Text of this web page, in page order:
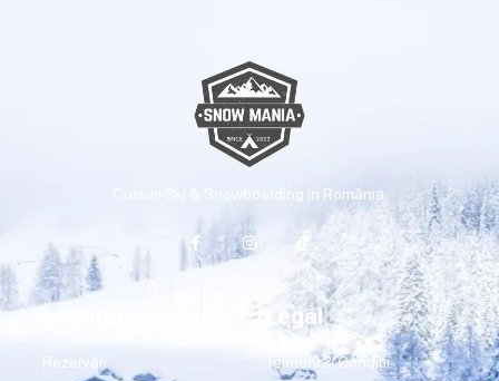
Cursuri Ski & Snowboarding în România.
Rezervări
Legal
Termeni & Condiții